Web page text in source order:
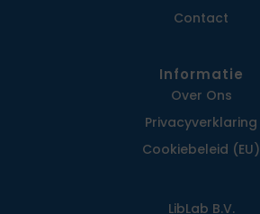
Contact
Informatie
Over Ons
Privacy­verklaring
Cookiebeleid (EU)
LibLab B.V.